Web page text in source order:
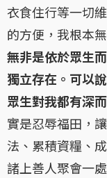
衣食住行等一切
的方便，我根本
無非是依於眾生
獨立存在。可以
眾生對我都有深
實是忍辱福田，
法、累積資糧、
諸上善人聚會一